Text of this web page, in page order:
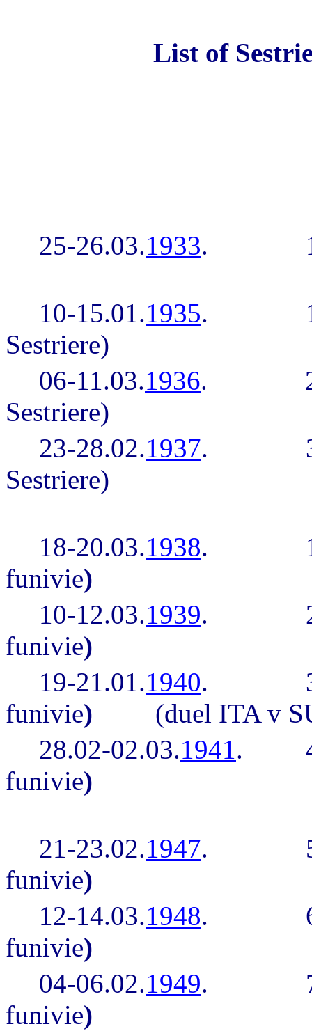
List of
25-26.03.1933.
10-15.01.1935.
Sestriere)
06-11.03.1936.
Sestriere)
23-28.02.1937.
Sestriere)
18-20.03.1938.
funivie)
10-12.03.1939.
funivie)
19-21.01.1940.
funivie)
(duel ITA v
28.02-02.03.1941.
funivie)
21-23.02.1947.
funivie)
12-14.03.1948.
funivie)
04-06.02.1949.
funivie)